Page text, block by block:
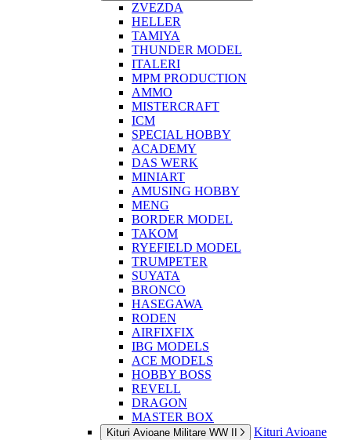
ZVEZDA
HELLER
TAMIYA
THUNDER MODEL
ITALERI
MPM PRODUCTION
AMMO
MISTERCRAFT
ICM
SPECIAL HOBBY
ACADEMY
DAS WERK
MINIART
AMUSING HOBBY
MENG
BORDER MODEL
TAKOM
RYEFIELD MODEL
TRUMPETER
SUYATA
BRONCO
HASEGAWA
RODEN
AIRFIXFIX
IBG MODELS
ACE MODELS
HOBBY BOSS
REVELL
DRAGON
MASTER BOX
Kituri Avioane Militare WW II
Kituri Avioane